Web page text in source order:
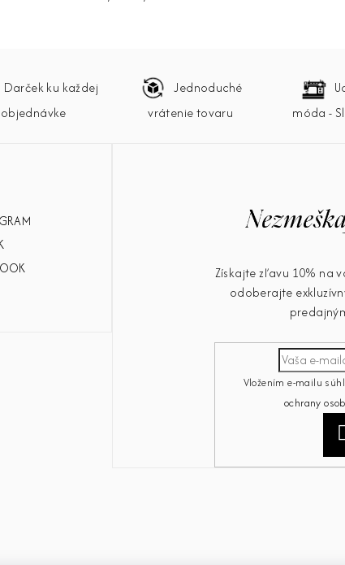
Darček ku každej
objednávke
Jednoduché
vrátenie tovaru
móda -
Získajte zľavu 10% na
odoberajte
Vložením e-mailu
ochrany